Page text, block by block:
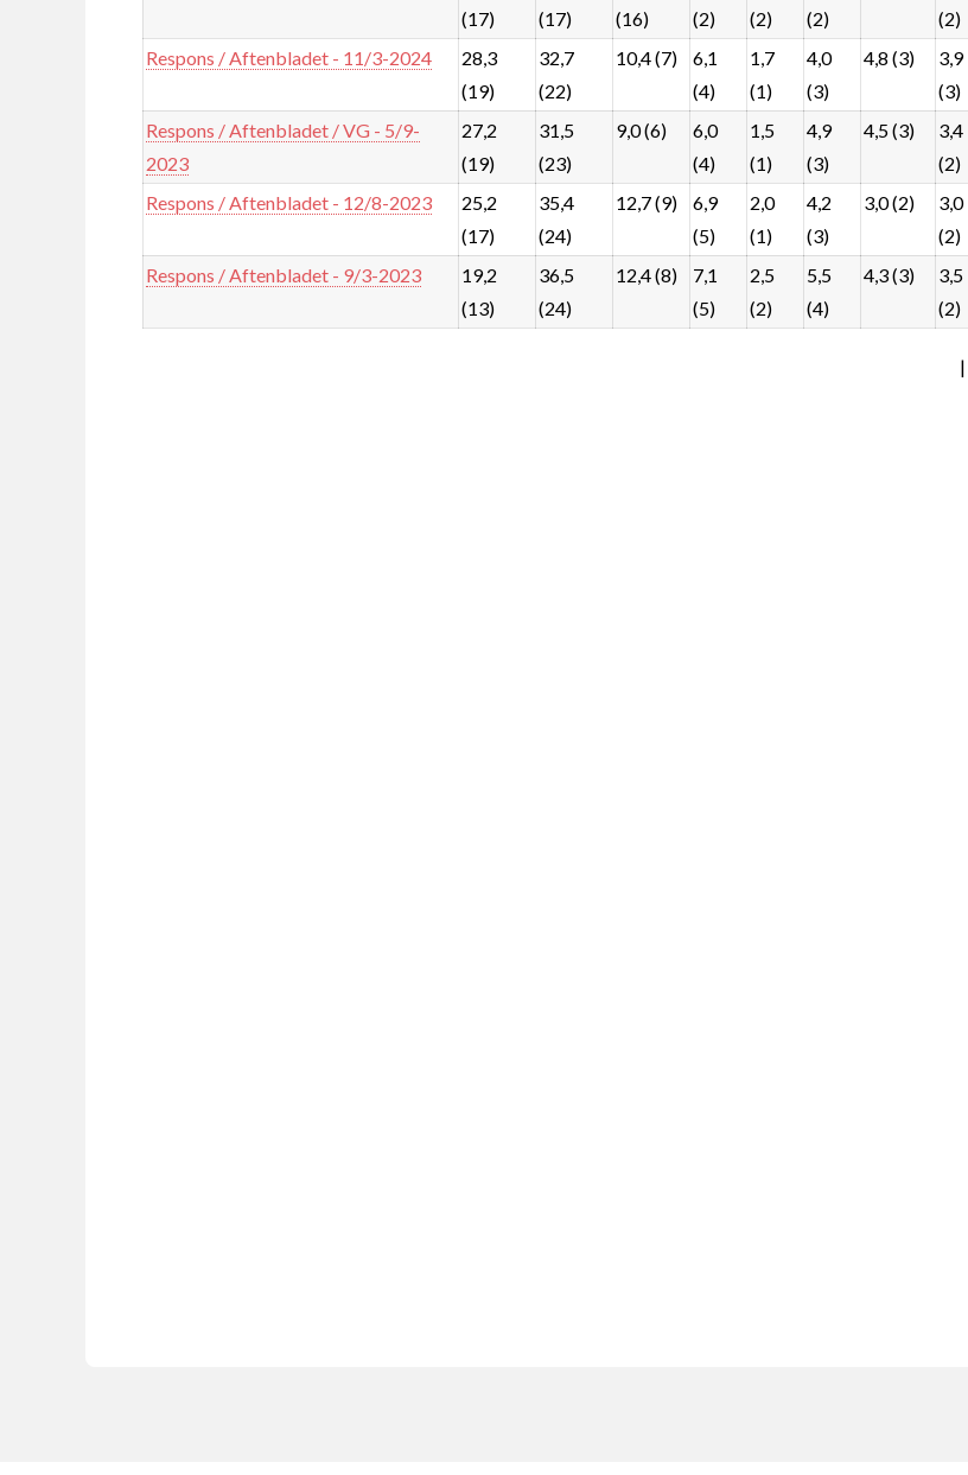
(17)
(17)
(16)
(2)
(2)
(2)
(2)
Respons / Aftenbladet - 11/3-2024
28,3
(19)
32,7
(22)
10,4 (7)
6,1
(4)
1,7
(1)
4,0
(3)
4,8 (3)
3,9
(3)
Respons / Aftenbladet / VG - 5/9-
2023
27,2
(19)
31,5
(23)
9,0 (6)
6,0
(4)
1,5
(1)
4,9
(3)
4,5 (3)
3,4
(2)
Respons / Aftenbladet - 12/8-2023
25,2
(17)
35,4
(24)
12,7 (9)
6,9
(5)
2,0
(1)
4,2
(3)
3,0 (2)
3,0
(2)
Respons / Aftenbladet - 9/3-2023
19,2
(13)
36,5
(24)
12,4 (8)
7,1
(5)
2,5
(2)
5,5
(4)
4,3 (3)
3,5
(2)
|